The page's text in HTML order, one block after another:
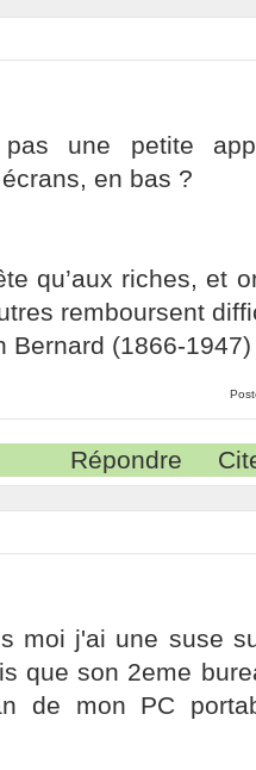
une petite
en bas ?
qu’aux riches, et
remboursent
Bernard (1866-1947)
Répondre
moi j'ai une suse
que son 2eme
de mon PC